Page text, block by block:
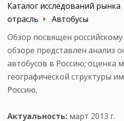
Каталог исследований рынка
отрасль
Автобусы
Обзор посвящен
обзоре представлен анализ
автобусов в Россию; оценка
географической структуры
Россию.
Актуальность: март 2013 г.